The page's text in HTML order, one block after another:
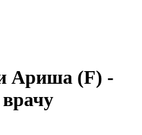
Ариша (F) -